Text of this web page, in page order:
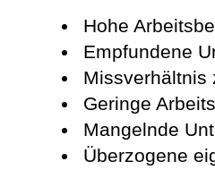
Hohe
Empfundene
Missverhältnis
Geringe
Mangelnde
Überzogene